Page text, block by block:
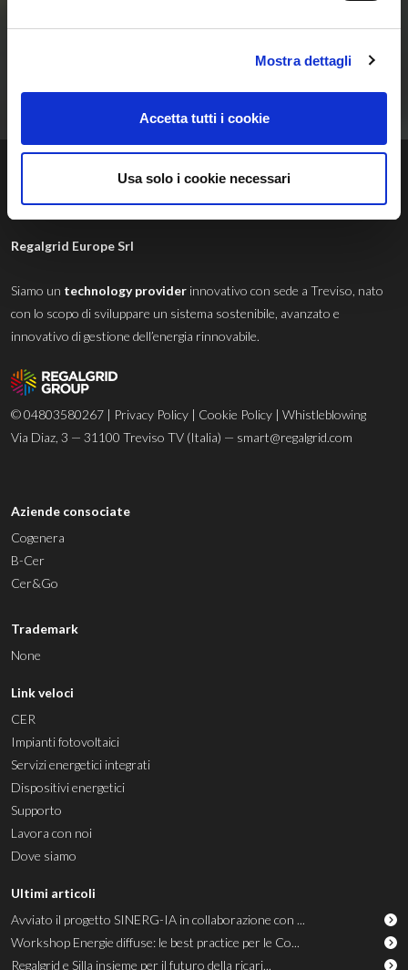
Mostra dettagli
Accetta tutti i cookie
Usa solo i cookie necessari
Rinnovabili
Regalgrid Europe Srl
Siamo un technology provider innovativo con sede a Treviso, nato
con lo scopo di sviluppare un sistema sostenibile, avanzato e
innovativo di gestione dell’energia rinnovabile.
© 04803580267 | Privacy Policy | Cookie Policy | Whistleblowing
Via Diaz, 3 — 31100 Treviso TV (Italia) — smart@regalgrid.com
Aziende consociate
Cogenera
B-Cer
Cer&Go
Trademark
None
Link veloci
CER
Impianti fotovoltaici
Servizi energetici integrati
Dispositivi energetici
Supporto
Lavora con noi
Dove siamo
Ultimi articoli
Avviato il progetto SINERG-IA in collaborazione con ...
Workshop Energie diffuse: le best practice per le Co...
Regalgrid e Silla insieme per il futuro della ricari...